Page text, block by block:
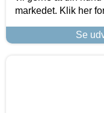
markedet. Klik her
Se